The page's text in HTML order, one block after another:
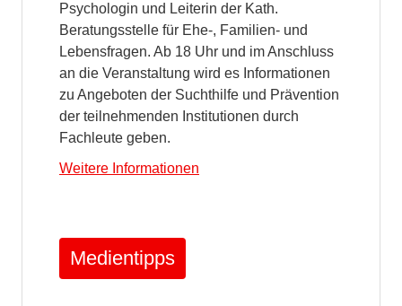
Psychologin und Leiterin der Kath.
Beratungsstelle für Ehe-, Familien- und
Lebensfragen. Ab 18 Uhr und im Anschluss
an die Veranstaltung wird es Informationen
zu Angeboten der Suchthilfe und Prävention
der teilnehmenden Institutionen durch
Fachleute geben.
Weitere Informationen
Medientipps